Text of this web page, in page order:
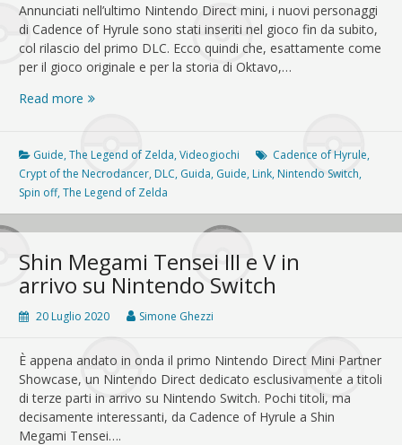
Annunciati nell’ultimo Nintendo Direct mini, i nuovi personaggi
di Cadence of Hyrule sono stati inseriti nel gioco fin da subito,
col rilascio del primo DLC. Ecco quindi che, esattamente come
per il gioco originale e per la storia di Oktavo,…
Read more Cadence
Hyrule:
guida
ai
nuovi
personaggi
Guide,The Legend of Zelda,Videogiochi Cadence of Hyrule,
Crypt of the Necrodancer, DLC, Guida, Guide, Link, Nintendo Switch,
Spin off,The Legend of Zelda
Shin Megami Tensei III e V in
arrivo su Nintendo Switch
20 Luglio 2020 Simone Ghezzi
È appena andato in onda il primo Nintendo Direct Mini Partner
Showcase, un Nintendo Direct dedicato esclusivamente a titoli
di terze parti in arrivo su Nintendo Switch. Pochi titoli, ma
decisamente interessanti, da Cadence of Hyrule a Shin
Megami Tensei….